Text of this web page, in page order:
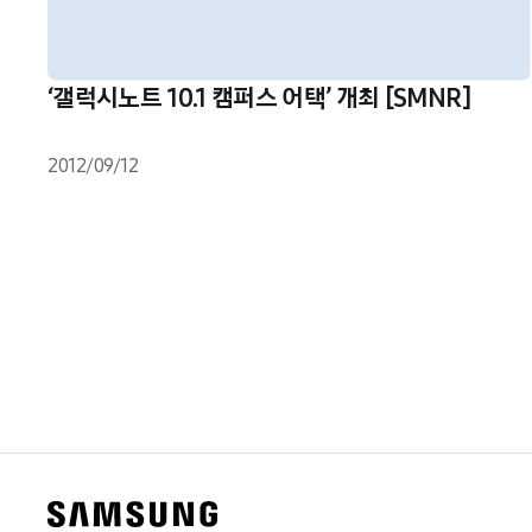
‘ 갤럭시노트 10.1 캠퍼스 어택’ 개최 [SMNR]
2012/09/12